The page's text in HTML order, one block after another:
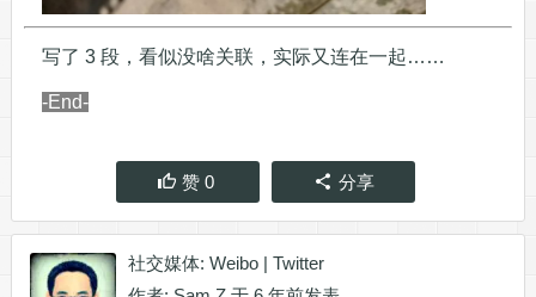
写了 3 段，看似没啥关联，实际又连在一起……
-End-
赞 0 分享
社交媒体: Weibo| Twitter